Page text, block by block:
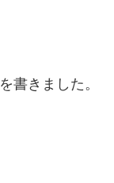
書きました。